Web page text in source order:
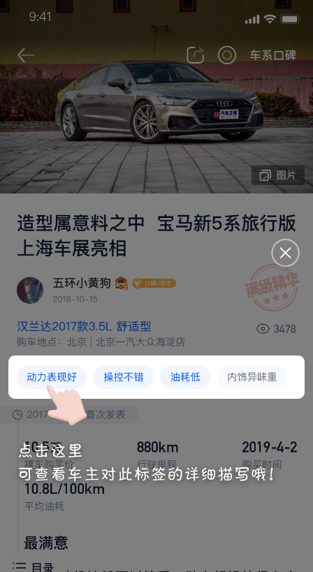
来汽车之家App
立即打开
腾势Z9GT颜值拉风，动力足！
等风来1782
2026-07-06 发布于河南
2026款 闪充旗舰型
购车地点 ：河南 | 安阳和谐跃腾腾势中心
3208
2026-07-06首次发表
裸车价 购买时间
2800km
行驶里程
660km
夏季满电续航 夏季百公里电耗
最满意
这个续航挺满意 ，我 始也觉肯定
水分，结果提车
 趟速，120巡航   
干个 没
车 次。